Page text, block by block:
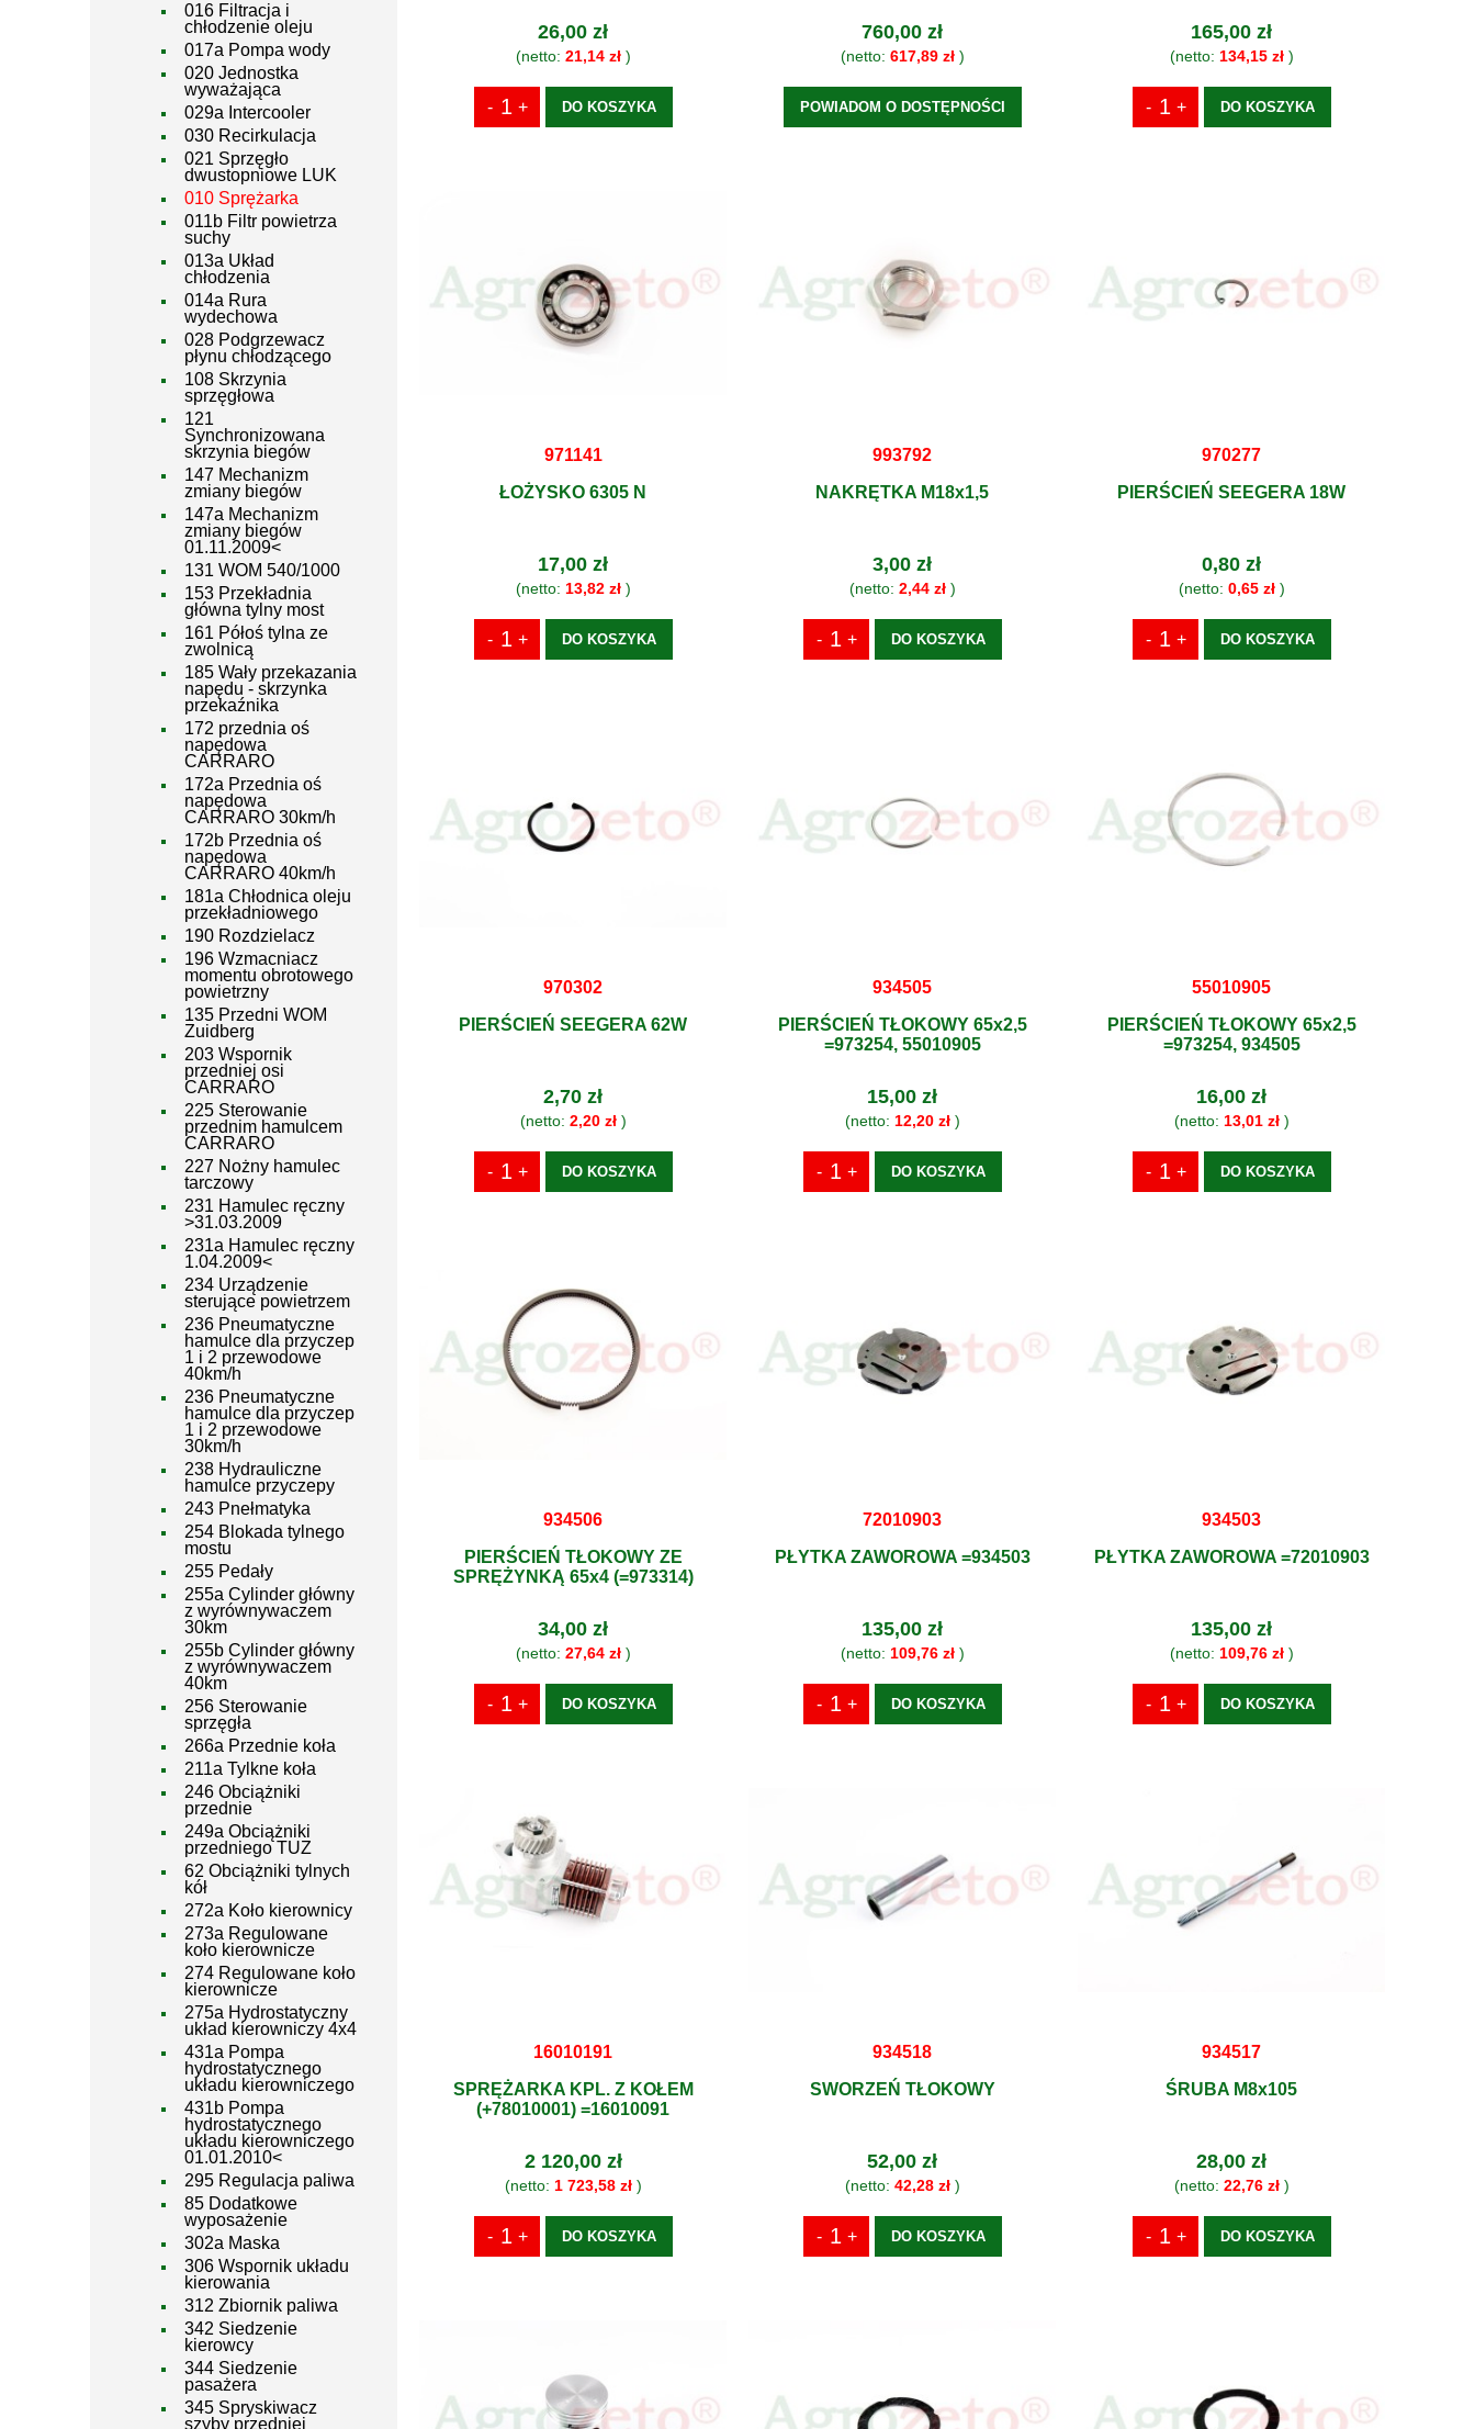
016 Filtracja i
chłodzenie oleju
017a Pompa wody
020 Jednostka
wyważająca
029a Intercooler
030 Recirkulacja
021 Sprzęgło
dwustopniowe LUK
010 Sprężarka
011b Filtr powietrza
suchy
013a Układ
chłodzenia
014a Rura
wydechowa
028 Podgrzewacz
płynu chłodzącego
108 Skrzynia
sprzęgłowa
121
Synchronizowana
skrzynia biegów
147 Mechanizm
zmiany biegów
147a Mechanizm
zmiany biegów
01.11.2009<
131 WOM 540/1000
153 Przekładnia
główna tylny most
161 Półoś tylna ze
zwolnicą
185 Wały przekazania
napędu - skrzynka
przekaźnika
172 przednia oś
napędowa
CARRARO
172a Przednia oś
napędowa
CARRARO 30km/h
172b Przednia oś
napędowa
CARRARO 40km/h
181a Chłodnica oleju
przekładniowego
190 Rozdzielacz
196 Wzmacniacz
momentu obrotowego
powietrzny
135 Przedni WOM
Zuidberg
203 Wspornik
przedniej osi
CARRARO
225 Sterowanie
przednim hamulcem
CARRARO
227 Nożny hamulec
tarczowy
231 Hamulec ręczny
>31.03.2009
231a Hamulec ręczny
1.04.2009<
234 Urządzenie
sterujące powietrzem
236 Pneumatyczne
hamulce dla przyczep
1 i 2 przewodowe
40km/h
236 Pneumatyczne
hamulce dla przyczep
1 i 2 przewodowe
30km/h
238 Hydrauliczne
hamulce przyczepy
243 Pnełmatyka
254 Blokada tylnego
mostu
255 Pedały
255a Cylinder główny
z wyrównywaczem
30km
255b Cylinder główny
z wyrównywaczem
40km
256 Sterowanie
sprzęgła
266a Przednie koła
211a Tylkne koła
246 Obciążniki
przednie
249a Obciążniki
przedniego TUZ
62 Obciążniki tylnych
kół
272a Koło kierownicy
273a Regulowane
koło kierownicze
274 Regulowane koło
kierownicze
275a Hydrostatyczny
układ kierowniczy 4x4
431a Pompa
hydrostatycznego
układu kierowniczego
431b Pompa
hydrostatycznego
układu kierowniczego
01.01.2010<
295 Regulacja paliwa
85 Dodatkowe
wyposażenie
302a Maska
306 Wspornik układu
kierowania
312 Zbiornik paliwa
342 Siedzenie
kierowcy
344 Siedzenie
pasażera
345 Spryskiwacz
szyby przedniej
26,00 zł
(netto: 21,14 zł)
DO KOSZYKA
760,00 zł
(netto: 617,89 zł)
POWIADOM O DOSTĘPNOŚCI
165,00 zł
(netto: 134,15 zł)
DO KOSZYKA
971141
ŁOŻYSKO 6305 N
17,00 zł
(netto: 13,82 zł)
DO KOSZYKA
993792
NAKRĘTKA M18x1,5
3,00 zł
(netto: 2,44 zł)
DO KOSZYKA
970277
PIERŚCIEŃ SEEGERA 18W
0,80 zł
(netto: 0,65 zł)
DO KOSZYKA
970302
PIERŚCIEŃ SEEGERA 62W
2,70 zł
(netto: 2,20 zł)
DO KOSZYKA
934505
PIERŚCIEŃ TŁOKOWY 65x2,5
=973254, 55010905
15,00 zł
(netto: 12,20 zł)
DO KOSZYKA
55010905
PIERŚCIEŃ TŁOKOWY 65x2,5
=973254, 934505
16,00 zł
(netto: 13,01 zł)
DO KOSZYKA
934506
PIERŚCIEŃ TŁOKOWY ZE
SPRĘŻYNKĄ 65x4 (=973314)
34,00 zł
(netto: 27,64 zł)
DO KOSZYKA
72010903
PŁYTKA ZAWOROWA =934503
135,00 zł
(netto: 109,76 zł)
DO KOSZYKA
934503
PŁYTKA ZAWOROWA =72010903
135,00 zł
(netto: 109,76 zł)
DO KOSZYKA
16010191
SPRĘŻARKA KPL. Z KOŁEM
(+78010001) =16010091
2 120,00 zł
(netto: 1 723,58 zł)
DO KOSZYKA
934518
SWORZEŃ TŁOKOWY
52,00 zł
(netto: 42,28 zł)
DO KOSZYKA
934517
ŚRUBA M8x105
28,00 zł
(netto: 22,76 zł)
DO KOSZYKA